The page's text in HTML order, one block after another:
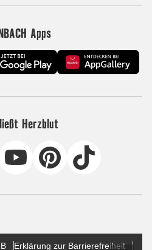
Apps
Herzblut
Erklärung zur Barrierefreiheit